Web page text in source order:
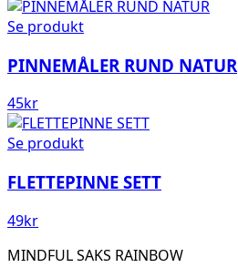
Se produkt
PINNEMÅLER RUND NATUR
45kr
Se produkt
FLETTEPINNE SETT
49kr
MINDFUL SAKS RAINBOW